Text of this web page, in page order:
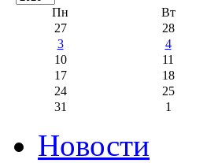
Пн Вт
27
28
3
4
10
11
17
18
24
25
31
1
Новости